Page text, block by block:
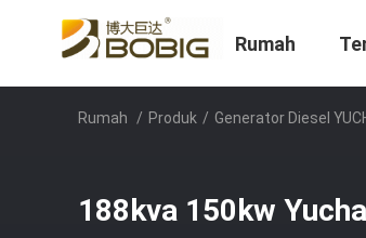
Rumah
Rumah / Produk / Generator Diesel
188kva 150kw